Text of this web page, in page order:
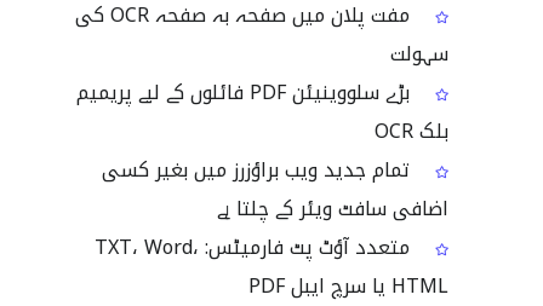
مفت پلان میں صفحہ بہ صفحہ OCR کی
سہولت
بڑے سلووینیئن PDF فائلوں کے لیے پریمیم
بلک OCR
تمام جدید ویب براؤزرز میں بغیر کسی
اضافی سافٹ ویئر کے چلتا ہے
متعدد آؤٹ پٹ فارمیٹس: TXT، Word،
HTML یا سرچ ایبل PDF